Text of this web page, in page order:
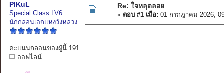
PIKuL
Special Class LV6
นักกลอนเอกแห่งวังหลวง
คะแนนกลอนของผู้นี้ 191
ออฟไลน์
Re: ใจหลุดลอย
« ตอบ #1 เมื่อ: 01 กรกฎาคม 2026,